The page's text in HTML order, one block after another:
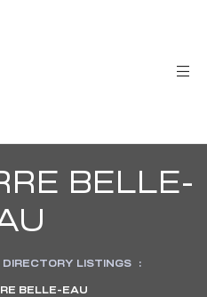
BELLE-
DIRECTORY LISTINGS :
BELLE-EAU